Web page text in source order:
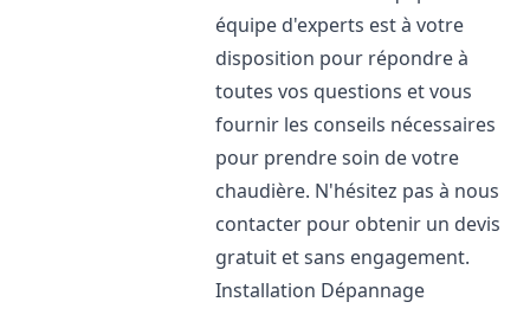
équipe d'experts est à votre
disposition pour répondre à
toutes vos questions et vous
fournir les conseils nécessaires
pour prendre soin de votre
chaudière. N'hésitez pas à nous
contacter pour obtenir un devis
gratuit et sans engagement.
Installation Dépannage